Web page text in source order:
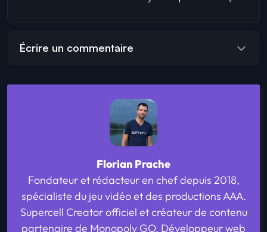
Écrire un commentaire
Florian Prache
Fondateur et rédacteur en chef depuis 2018,
spécialiste du jeu vidéo et des productions AAA.
Supercell Creator officiel et créateur de contenu
partenaire de Monopoly GO. Développeur web